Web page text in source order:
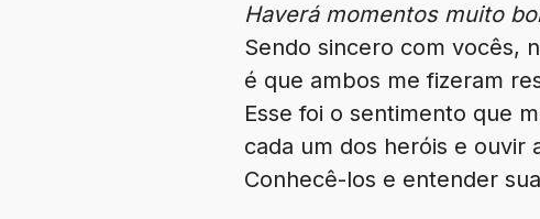
Haverá momentos muito
Sendo sincero com vocês,
é que ambos me fizeram
Esse foi o sentimento que
cada um dos heróis e ouvir
Conhecê-los e entender